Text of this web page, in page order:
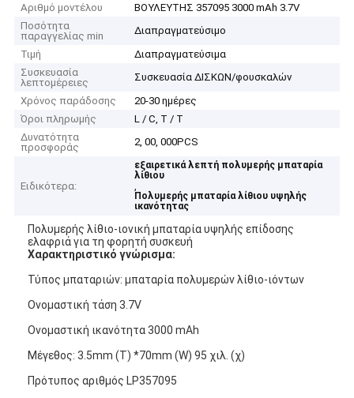
Αριθμό μοντέλου
ΒΟΥΛΕΥΤΗΣ 357095 3000 mAh 3.7V
Ποσότητα
παραγγελίας min
Διαπραγματεύσιμο
Τιμή
Διαπραγματεύσιμα
Συσκευασία
λεπτομέρειες
Συσκευασία ΔΙΣΚΩΝ/φουσκαλών
Χρόνος παράδοσης
20-30 ημέρες
Όροι πληρωμής
L / C, T / T
Δυνατότητα
προσφοράς
2, 00, 000PCS
Ειδικότερα:
εξαιρετικά λεπτή πολυμερής μπαταρία
λίθιου
,
Πολυμερής μπαταρία λίθιου υψηλής
ικανότητας
Πολυμερής λίθιο-ιονική μπαταρία υψηλής επίδοσης
ελαφριά για τη φορητή συσκευή
Χαρακτηριστικό γνώρισμα:
Τύπος μπαταριών: μπαταρία πολυμερών λίθιο-ιόντων
Ονομαστική τάση 3.7V
Ονομαστική ικανότητα 3000 mAh
Μέγεθος: 3.5mm (Τ) *70mm (W) 95 χιλ. (χ)
Πρότυπος αριθμός LP357095